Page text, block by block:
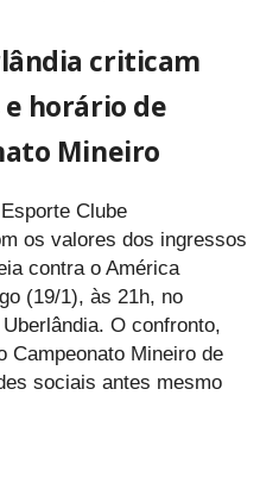
criticam
e horário de
Mineiro
Clube
os valores dos ingressos
contra o América
(19/1), às 21h, no
O confronto,
Campeonato Mineiro de
sociais antes mesmo